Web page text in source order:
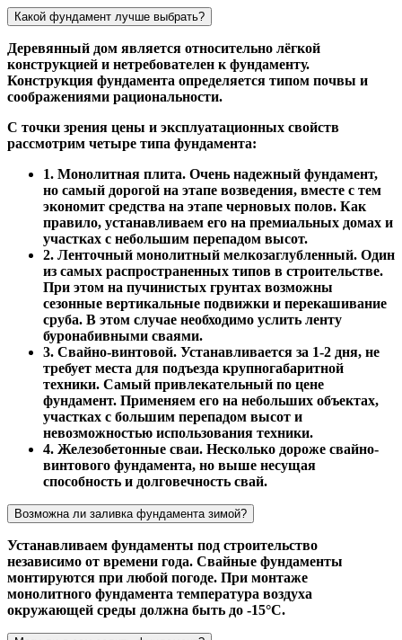
Какой фундамент лучше выбрать?
Деревянный дом является относительно лёгкой
конструкцией и нетребователен к фундаменту.
Конструкция фундамента определяется типом почвы и
соображениями рациональности.
С точки зрения цены и эксплуатационных свойств
рассмотрим четыре типа фундамента:
1. Монолитная плита. Очень надежный фундамент,
но самый дорогой на этапе возведения, вместе с тем
экономит средства на этапе черновых полов. Как
правило, устанавливаем его на премиальных домах и
участках с небольшим перепадом высот.
2. Ленточный монолитный мелкозаглубленный. Один
из самых распространенных типов в строительстве.
При этом на пучинистых грунтах возможны
сезонные вертикальные подвижки и перекашивание
сруба. В этом случае необходимо услить ленту
буронабивными сваями.
3. Свайно-винтовой. Устанавливается за 1-2 дня, не
требует места для подъезда крупногабаритной
техники. Самый привлекательный по цене
фундамент. Применяем его на небольших объектах,
участках с большим перепадом высот и
невозможностью использования техники.
4. Железобетонные сваи. Несколько дороже свайно-
винтового фундамента, но выше несущая
способность и долговечность свай.
Возможна ли заливка фундамента зимой?
Устанавливаем фундаменты под строительство
независимо от времени года. Свайные фундаменты
монтируются при любой погоде. При монтаже
монолитного фундамента температура воздуха
окружающей среды должна быть до -15°С.